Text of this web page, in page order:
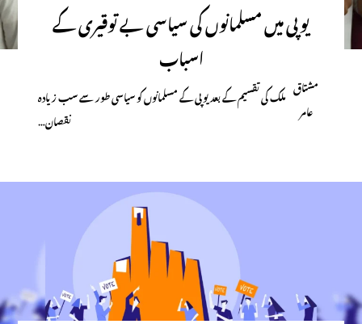
یوپی میں مسلمانوں کی سیاسی بے توقیری کے
اسباب
مشتاق
عامر
ملک کی تقسیم کے بعدیو پی کے مسلمانوں کو سیاسی طور سے سب زیادہ
نقصان…